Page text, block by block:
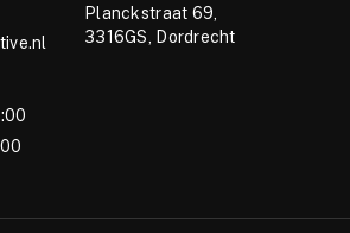
Verkocht
Lease calculator
Planckstraat 69,
3316GS, Dordrecht